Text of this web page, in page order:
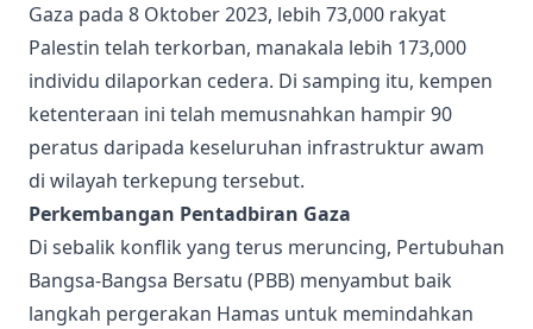
Gaza pada 8 Oktober 2023, lebih 73,000 rakyat
Palestin telah terkorban, manakala lebih 173,000
individu dilaporkan cedera. Di samping itu, kempen
ketenteraan ini telah memusnahkan hampir 90
peratus daripada keseluruhan infrastruktur awam
di wilayah terkepung tersebut.
Perkembangan Pentadbiran Gaza
Di sebalik konflik yang terus meruncing, Pertubuhan
Bangsa-Bangsa Bersatu (PBB) menyambut baik
langkah pergerakan Hamas untuk memindahkan